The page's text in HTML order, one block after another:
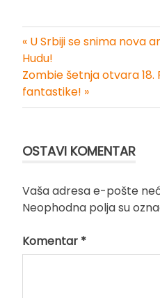
Kretanje
članka
« U Srbiji se snima nova
Hudu!
Zombie šetnja otvara
fantastike! »
OSTAVI KOMENTAR
Vaša adresa e-pošte
Neophodna polja su
Komentar *